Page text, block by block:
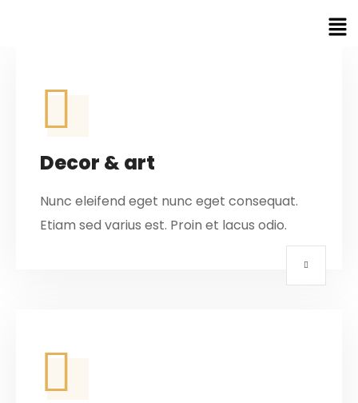
Decor & art
Nunc eleifend eget nunc eget consequat.
Etiam sed varius est. Proin et lacus odio.